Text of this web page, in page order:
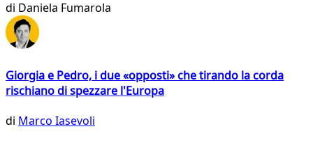
di Daniela Fumarola
Giorgia e Pedro, i due «opposti» che tirando la corda
rischiano di spezzare l'Europa
di Marco Iasevoli